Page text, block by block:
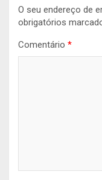
O seu endereço de
obrigatórios
Comentário *